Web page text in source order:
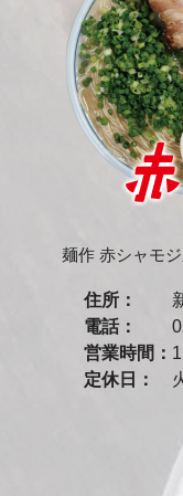
麺作 赤シャモ
住所：
電話：
営業時間：
定休日：